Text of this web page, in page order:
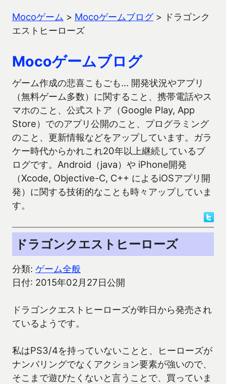
Mocoゲーム > Mocoゲームブログ> ドラゴンク
エストヒーローズ
Mocoゲームブログ
ゲーム作成の悲喜こもごも… 開発状況やアプリ
（無料ゲーム多数）に関すること、携帯電話やス
マホのこと、公式ストア（Google Play, App
Store）でのアプリ公開のこと、プログラミング
のこと、更新情報などをアップしています。ガラ
ケー時代からかれこれ20年以上継続しているブ
ログです。Android（java）や iPhone開発
（Xcode, Objective-C, C++ によるiOSアプリ開
発）に関する技術的なことも時々アップしていま
す。
ドラゴンクエストヒーローズ
分類: ゲーム全般
日付: 2015年02月27日公開
ドラゴンクエストヒーローズが昨日から発売され
ているようです。
私はPS3/4を持っていないことと、ヒーローズが
ナンバリングでなくアクション要素が強いので、
そこまで遊びたくないと言うことで、買っていま